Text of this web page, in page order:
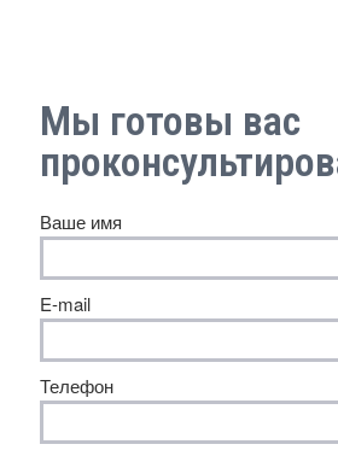
Мы готовы вас
Ваше имя
E-mail
Телефон